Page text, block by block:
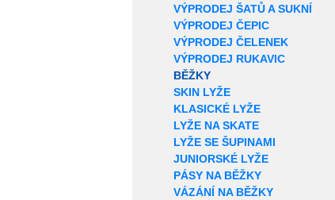
VÝPRODEJ ŠATŮ A SUKNÍ
VÝPRODEJ ČEPIC
VÝPRODEJ ČELENEK
VÝPRODEJ RUKAVIC
BĚŽKY
SKIN LYŽE
KLASICKÉ LYŽE
LYŽE NA SKATE
LYŽE SE ŠUPINAMI
JUNIORSKÉ LYŽE
PÁSY NA BĚŽKY
VÁZÁNÍ NA BĚŽKY